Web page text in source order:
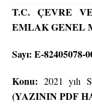
T.C. ÇEVRE
EMLAK GENEL
Sayı: E-82405078-
Konu: 2021 yılı
(YAZININ PDF